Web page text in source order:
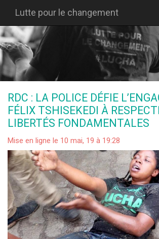
Lutte pour le changement
RDC : LA POLICE DÉFIE
FÉLIX TSHISEKEDI À
LIBERTÉS FONDAMENTALES
Mise en ligne le 10 mai, 19 à 19:28